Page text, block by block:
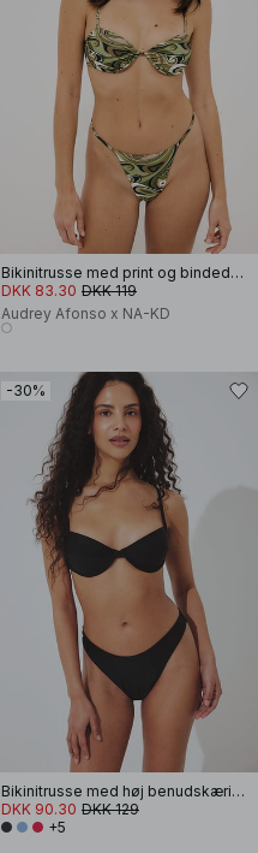
Bikinitrusse med print og bindedetalje
DKK 83.30 DKK 119
Audrey Afonso x NA-KD
-30%
Bikinitrusse med høj benudskæring
DKK 90.30 DKK 129
+5